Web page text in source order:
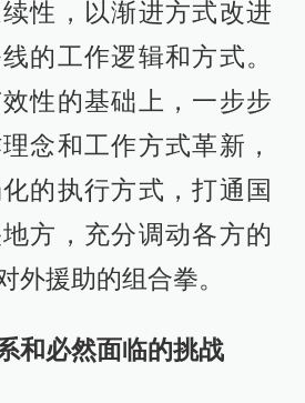
性，以渐进方式改进
的工作逻辑和方式。
性的基础上，一步步
念和工作方式革新，
的执行方式，打通国
方，充分调动各方的
外援助的组合拳。
和必然面临的挑战